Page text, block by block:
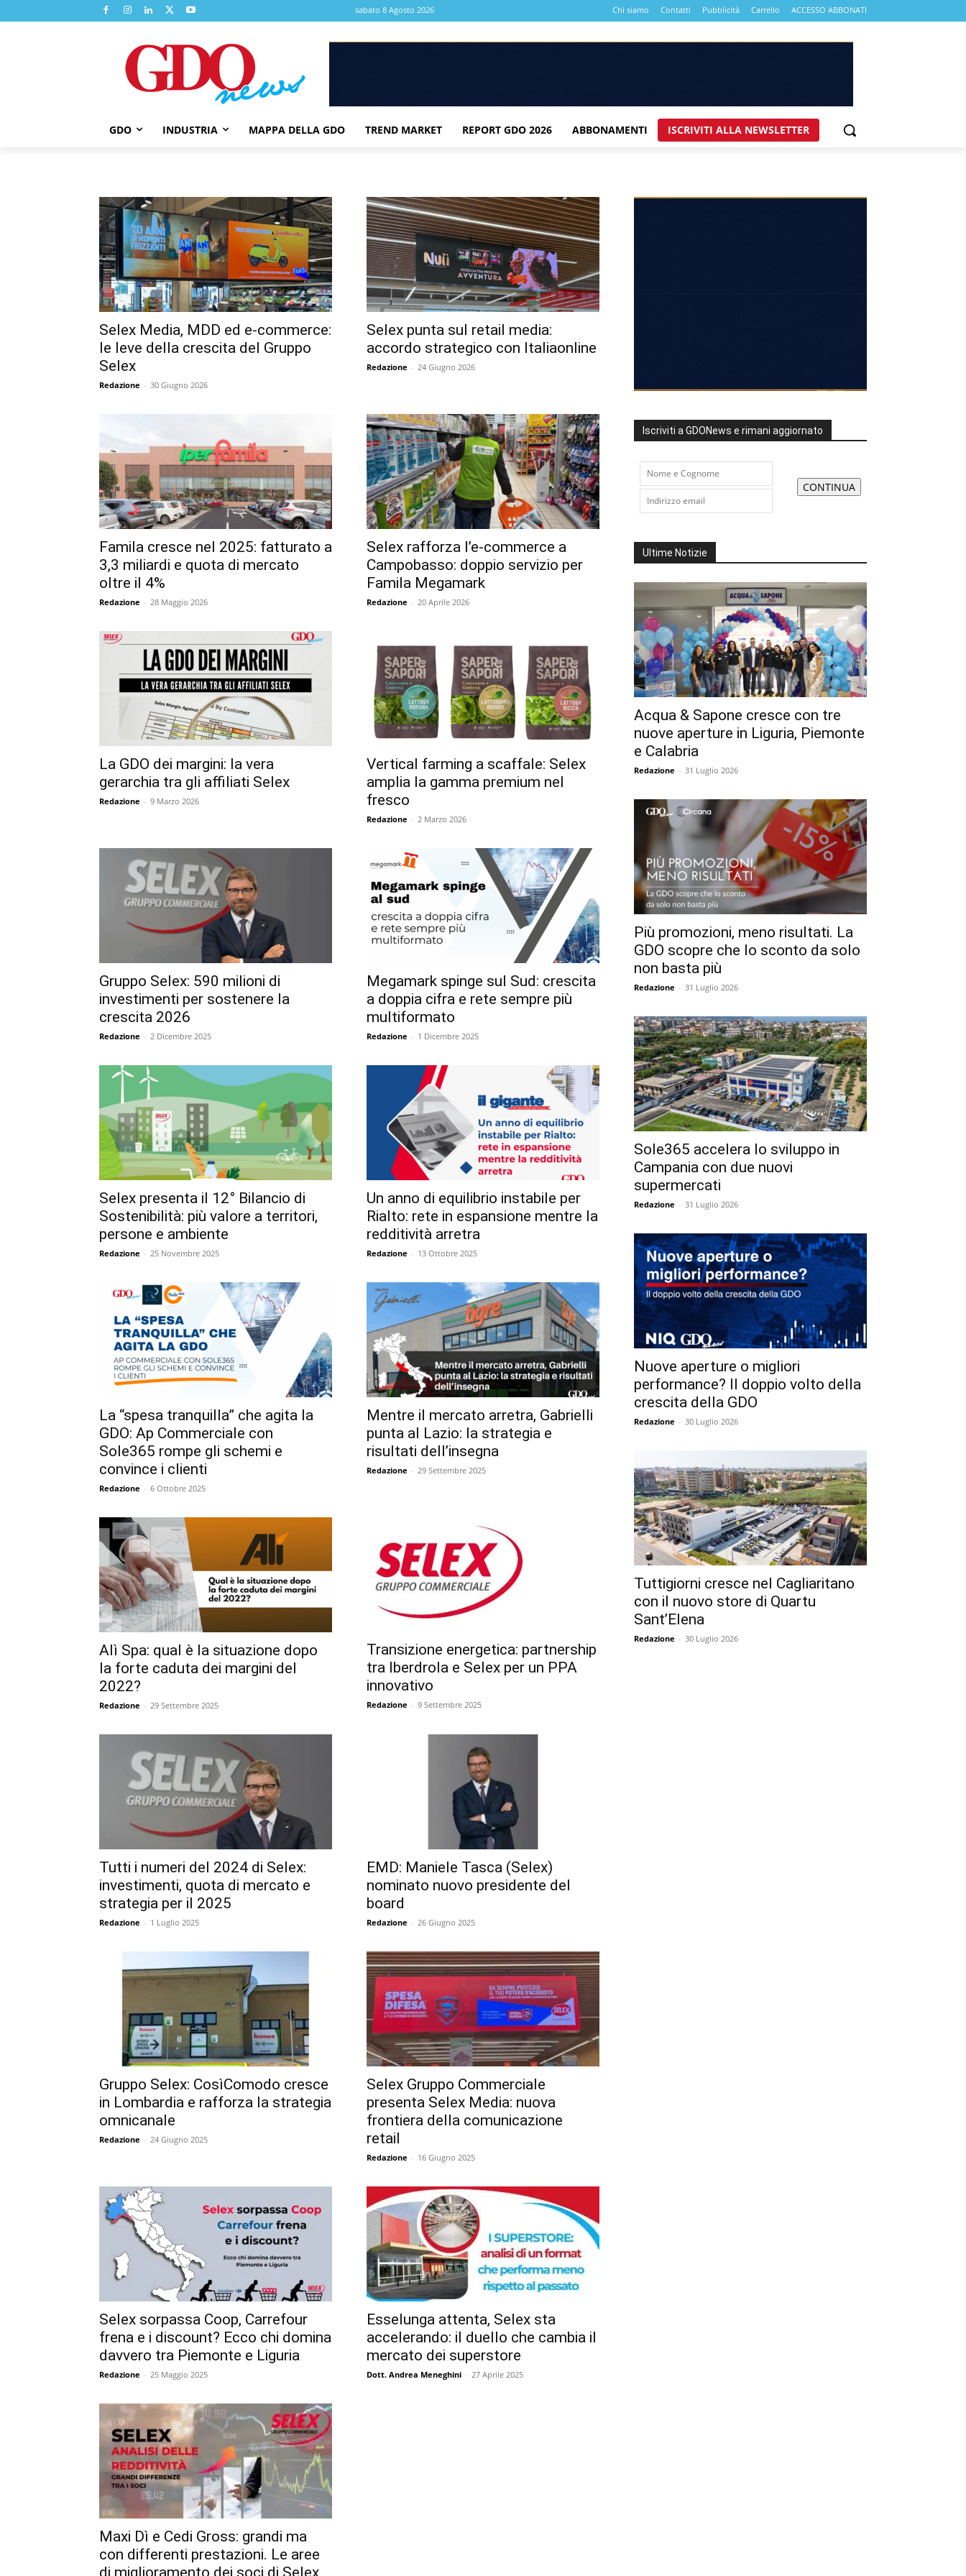
sabato 8 Agosto 2026 Chi siamo Contatti Pubblicità Carrello ACCESSO ABBONATI
GDO INDUSTRIA MAPPA DELLA GDO TREND MARKET REPORT GDO 2026 ABBONAMENTI ISCRIVITI ALLA NEWSLETTER
Selex Media, MDD ed e-commerce:
le leve della crescita del Gruppo
Selex
Redazione - 30 Giugno 2026
Selex punta sul retail media:
accordo strategico con Italiaonline
Redazione - 24 Giugno 2026
Famila cresce nel 2025: fatturato a
3,3 miliardi e quota di mercato
oltre il 4%
Redazione - 28 Maggio 2026
Selex rafforza l’e-commerce a
Campobasso: doppio servizio per
Famila Megamark
Redazione - 20 Aprile 2026
La GDO dei margini: la vera
gerarchia tra gli affiliati Selex
Redazione - 9 Marzo 2026
Vertical farming a scaffale: Selex
amplia la gamma premium nel
fresco
Redazione - 2 Marzo 2026
Gruppo Selex: 590 milioni di
investimenti per sostenere la
crescita 2026
Redazione - 2 Dicembre 2025
Megamark spinge sul Sud: crescita
a doppia cifra e rete sempre più
multiformato
Redazione - 1 Dicembre 2025
Selex presenta il 12° Bilancio di
Sostenibilità: più valore a territori,
persone e ambiente
Redazione - 25 Novembre 2025
Un anno di equilibrio instabile per
Rialto: rete in espansione mentre la
redditività arretra
Redazione - 13 Ottobre 2025
La “spesa tranquilla” che agita la
GDO: Ap Commerciale con
Sole365 rompe gli schemi e
convince i clienti
Redazione - 6 Ottobre 2025
Mentre il mercato arretra, Gabrielli
punta al Lazio: la strategia e
risultati dell’insegna
Redazione - 29 Settembre 2025
Alì Spa: qual è la situazione dopo
la forte caduta dei margini del
2022?
Redazione - 29 Settembre 2025
Transizione energetica: partnership
tra Iberdrola e Selex per un PPA
innovativo
Redazione - 9 Settembre 2025
Tutti i numeri del 2024 di Selex:
investimenti, quota di mercato e
strategia per il 2025
Redazione - 1 Luglio 2025
EMD: Maniele Tasca (Selex)
nominato nuovo presidente del
board
Redazione - 26 Giugno 2025
Gruppo Selex: CosìComodo cresce
in Lombardia e rafforza la strategia
omnicanale
Redazione - 24 Giugno 2025
Selex Gruppo Commerciale
presenta Selex Media: nuova
frontiera della comunicazione
retail
Redazione - 16 Giugno 2025
Selex sorpassa Coop, Carrefour
frena e i discount? Ecco chi domina
davvero tra Piemonte e Liguria
Redazione - 25 Maggio 2025
Esselunga attenta, Selex sta
accelerando: il duello che cambia il
mercato dei superstore
Dott. Andrea Meneghini - 27 Aprile 2025
Maxi Dì e Cedi Gross: grandi ma
con differenti prestazioni. Le aree
di miglioramento dei soci di Selex
Iscriviti a GDONews e rimani aggiornato
Ultime Notizie
Acqua & Sapone cresce con tre
nuove aperture in Liguria, Piemonte
e Calabria
Redazione - 31 Luglio 2026
Più promozioni, meno risultati. La
GDO scopre che lo sconto da solo
non basta più
Redazione - 31 Luglio 2026
Sole365 accelera lo sviluppo in
Campania con due nuovi
supermercati
Redazione - 31 Luglio 2026
Nuove aperture o migliori
performance? Il doppio volto della
crescita della GDO
Redazione - 30 Luglio 2026
Tuttigiorni cresce nel Cagliaritano
con il nuovo store di Quartu
Sant’Elena
Redazione - 30 Luglio 2026